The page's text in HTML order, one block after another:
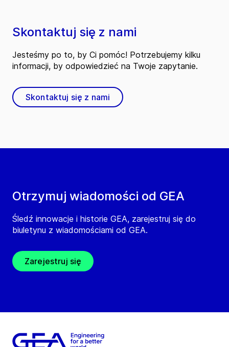
Otrzymuj wiadomości od GEA
Śledź innowacje i historie GEA, zarejestruj się do
biuletynu z wiadomościami od GEA.
Zarejestruj się
Skontaktuj się z nami
Jesteśmy po to, by Ci pomóc! Potrzebujemy kilku
informacji, by odpowiedzieć na Twoje zapytanie.
Skontaktuj się z nami